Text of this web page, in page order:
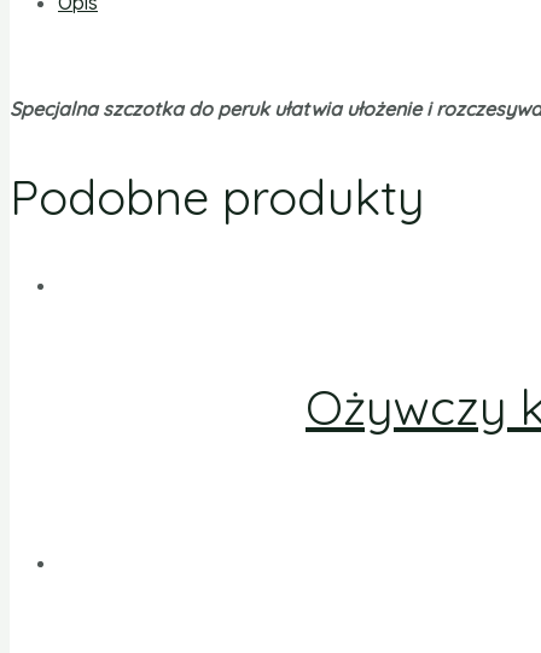
Specjalna szczotka do peruk ułatwia ułożenie i
Podobne produkty
Ożywczy